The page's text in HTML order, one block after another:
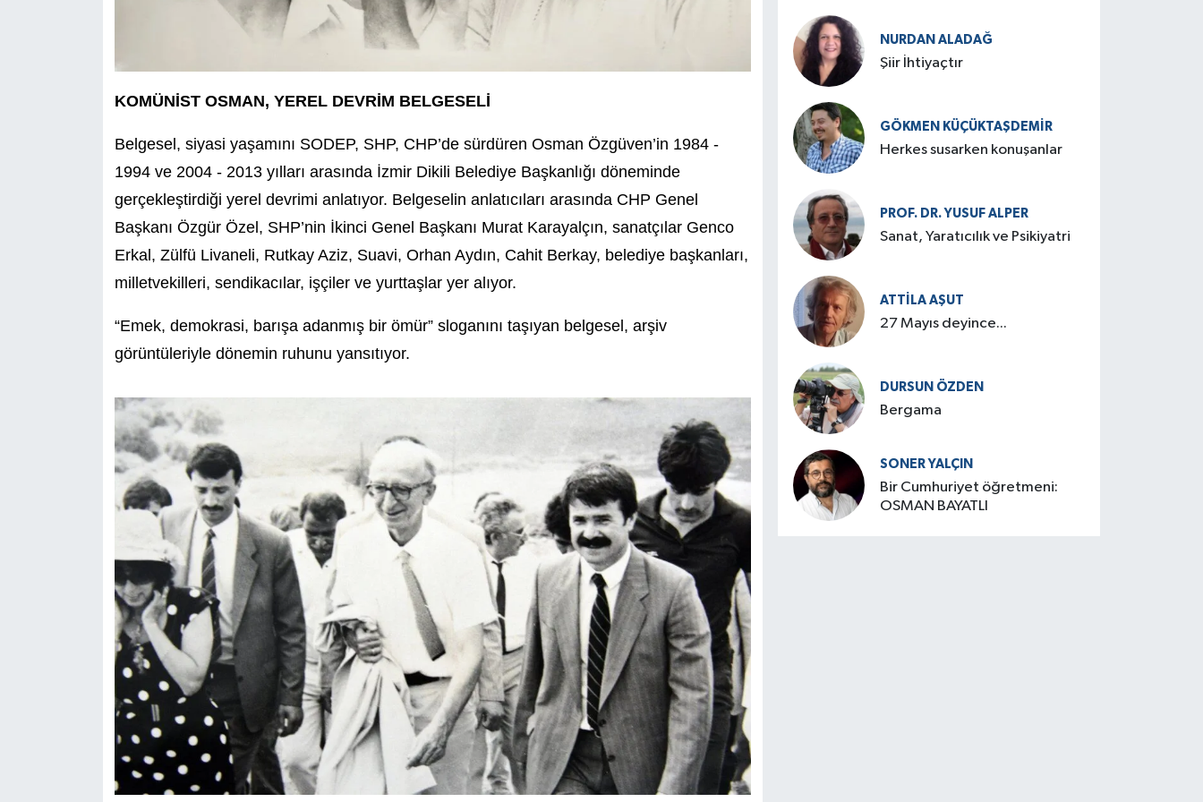
KOMÜNİST OSMAN, YEREL DEVRİM BELGESELİ
Belgesel, siyasi yaşamını SODEP, SHP, CHP’de sürdüren Osman Özgüven’in 1984 -
1994 ve 2004 - 2013 yılları arasında İzmir Dikili Belediye Başkanlığı döneminde
gerçekleştirdiği yerel devrimi anlatıyor. Belgeselin anlatıcıları arasında CHP Genel
Başkanı Özgür Özel, SHP’nin İkinci Genel Başkanı Murat Karayalçın, sanatçılar Genco
Erkal, Zülfü Livaneli, Rutkay Aziz, Suavi, Orhan Aydın, Cahit Berkay, belediye başkanları,
milletvekilleri, sendikacılar, işçiler ve yurttaşlar yer alıyor.
“Emek, demokrasi, barışa adanmış bir ömür” sloganını taşıyan belgesel, arşiv
görüntüleriyle dönemin ruhunu yansıtıyor.
NURDAN ALADAĞ
Şiir İhtiyaçtır
GÖKMEN KÜÇÜKTAŞDEMIR
Herkes susarken konuşanlar
PROF. DR. YUSUF ALPER
Sanat, Yaratıcılık ve Psikiyatri
ATTILA AŞUT
27 Mayıs deyince...
DURSUN ÖZDEN
Bergama
SONER YALÇIN
Bir Cumhuriyet öğretmeni:
OSMAN BAYATLI